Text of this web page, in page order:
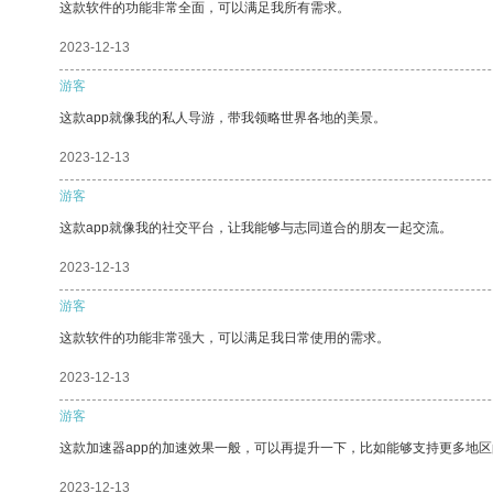
这款软件的功能非常全面，可以满足我所有需求。
2023-12-13
游客
这款app就像我的私人导游，带我领略世界各地的美景。
2023-12-13
游客
这款app就像我的社交平台，让我能够与志同道合的朋友一起交流。
2023-12-13
游客
这款软件的功能非常强大，可以满足我日常使用的需求。
2023-12-13
游客
这款加速器app的加速效果一般，可以再提升一下，比如能够支持更多地区
2023-12-13